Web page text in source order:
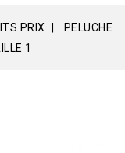
PRIX
PELUCHE
1